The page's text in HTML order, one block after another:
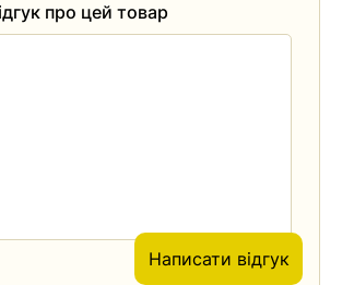
про цей товар
Написати відгук